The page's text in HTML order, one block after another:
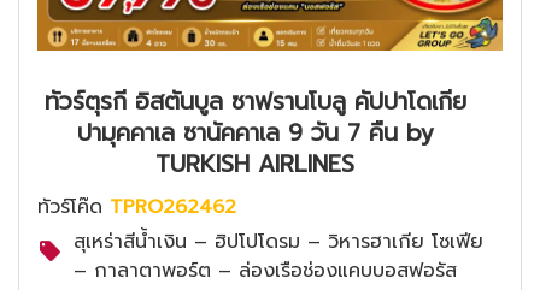
ทัวร์ตุรกี อิสตันบูล ซาฟรานโบลู คัปปาโดเกีย
ปามุคคาเล ซานัคคาเล 9 วัน 7 คืน by
TURKISH AIRLINES
ทัวร์โค๊ด TPRO262462
สุเหร่าสีน้ำเงิน – ฮิปโปโดรม – วิหารฮาเกีย โซเฟีย
– กาลาตาพอร์ต – ล่องเรือช่องแคบบอสฟอรัส